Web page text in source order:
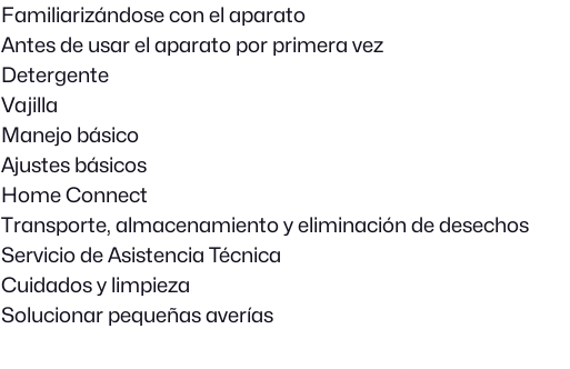
Familiarizándose con el aparato
Antes de usar el aparato por primera vez
Detergente
Vajilla
Manejo básico
Ajustes básicos
Home Connect
Transporte, almacenamiento y eliminación de desechos
Servicio de Asistencia Técnica
Cuidados y limpieza
Solucionar pequeñas averías